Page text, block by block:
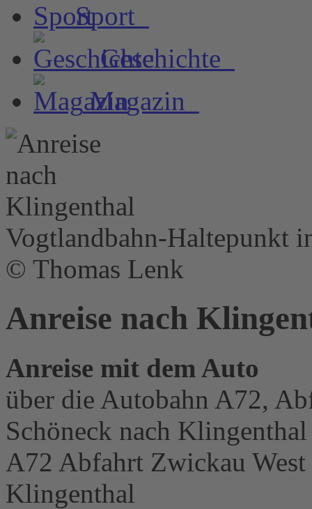
Sport
Geschichte
Magazin
Vogtlandbahn-Haltepunkt
© Thomas Lenk
Anreise nach
Anreise mit dem Auto
über die Autobahn A72,
Schöneck nach
A72 Abfahrt Zwickau
Klingenthal